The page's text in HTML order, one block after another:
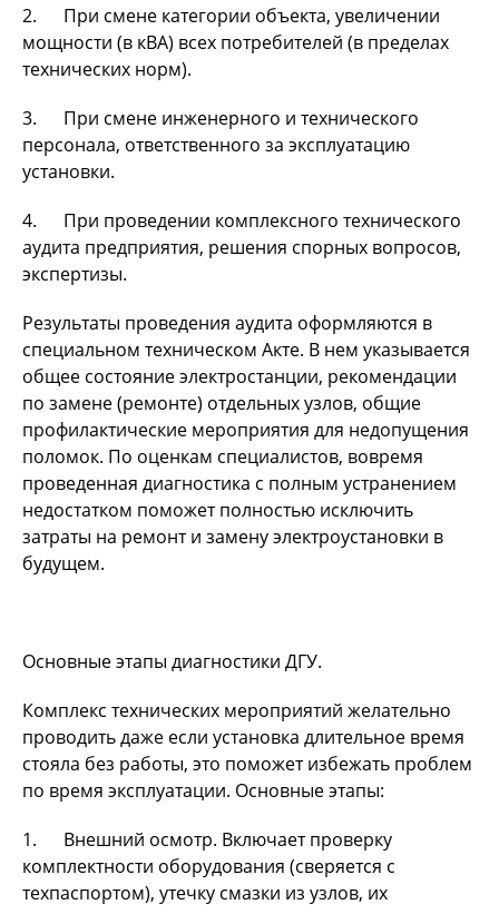
2. При смене категории объекта, увеличении
мощности (в кВА) всех потребителей (в пределах
технических норм).
3. При смене инженерного и технического
персонала, ответственного за эксплуатацию
установки.
4. При проведении комплексного технического
аудита предприятия, решения спорных вопросов,
экспертизы.
Результаты проведения аудита оформляются в
специальном техническом Акте. В нем указывается
общее состояние электростанции, рекомендации
по замене (ремонте) отдельных узлов, общие
профилактические мероприятия для недопущения
поломок. По оценкам специалистов, вовремя
проведенная диагностика с полным устранением
недостатком поможет полностью исключить
затраты на ремонт и замену электроустановки в
будущем.
Основные этапы диагностики ДГУ.
Комплекс технических мероприятий желательно
проводить даже если установка длительное время
стояла без работы, это поможет избежать проблем
по время эксплуатации. Основные этапы:
1. Внешний осмотр. Включает проверку
комплектности оборудования (сверяется с
техпаспортом), утечку смазки из узлов, их